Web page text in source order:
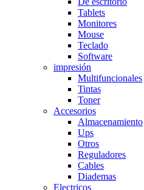
Tablets
Monitores
Mouse
Teclado
Software
impresión
Multifuncionales
Tintas
Toner
Accesorios
Almacenamiento
Ups
Otros
Reguladores
Cables
Diademas
Electricos